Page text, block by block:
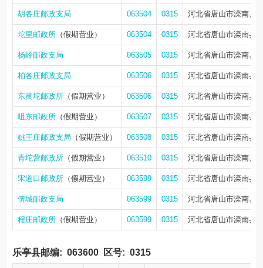
胡各庄邮政支局 063504 0315 河北省唐山市滦南县
坨里邮政所 （假期营业） 063504 0315 河北省唐山市滦南县
杨岭邮政支局 063505 0315 河北省唐山市滦南县
柏各庄邮政支局 063506 0315 河北省唐山市滦南县
东黄坨邮政所 （假期营业） 063506 0315 河北省唐山市滦南县
咀东邮政所 （假期营业） 063507 0315 河北省唐山市滦南县
姚王庄邮政支局 （假期营业） 063508 0315 河北省唐山市滦南县
青坨营邮政所 （假期营业） 063510 0315 河北省唐山市滦南县
宋道口邮政所 （假期营业） 063599 0315 河北省唐山市滦南县
倴城邮政支局 063599 0315 河北省唐山市滦南县
程庄邮政所 （假期营业） 063599 0315 河北省唐山市滦南县
乐亭县邮编: 063600 区号: 0315